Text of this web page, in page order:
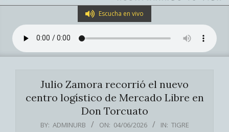
Navigation
Menu
Escucha en vivo
Julio Zamora recorrió el nuevo
centro logístico de Mercado Libre en
Don Torcuato
BY: ADMINURB ON: 04/06/2026 IN: TIGRE